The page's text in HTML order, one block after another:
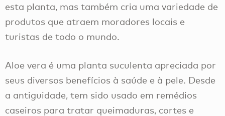
esta planta, mas também cria uma variedade de
produtos que atraem moradores locais e
turistas de todo o mundo.
Aloe vera é uma planta suculenta apreciada por
seus diversos benefícios à saúde e à pele. Desde
a antiguidade, tem sido usado em remédios
caseiros para tratar queimaduras, cortes e